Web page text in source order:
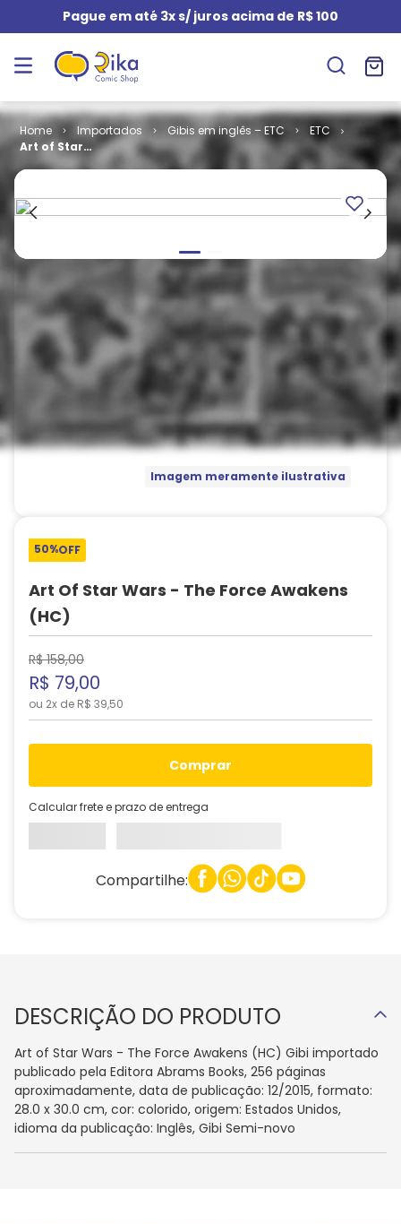
Pague em até 3x s/ juros acima de R$ 100
Importados Gibis em inglês – ETC
ETC
Art of Star
Wars - The
Awakens (HC)
Imagem meramente ilustrativa
50%OFF
Art Of Star Wars - The Force Awakens
(HC)
R$ 158,00
R$ 79,00
ou 2x de R$ 39,50
comprar
Calcular frete e prazo de entrega
Compartilhe:
DESCRIÇÃO DO PRODUTO
Art of Star Wars - The Force Awakens (HC) Gibi importado
publicado pela Editora Abrams Books, 256 páginas
aproximadamente, data de publicação: 12/2015, formato:
28.0 x 30.0 cm, cor: colorido, origem: Estados Unidos,
idioma da publicação: Inglês, Gibi Semi-novo